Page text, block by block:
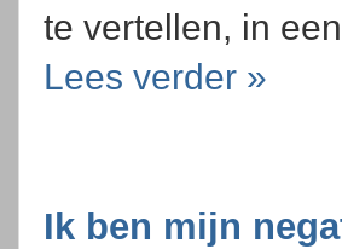
te vertellen, in
Lees verder »
Ik ben mijn